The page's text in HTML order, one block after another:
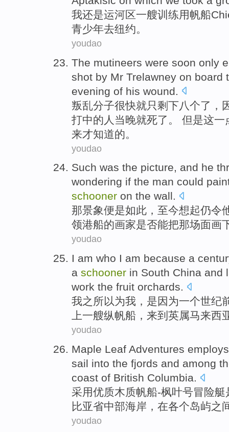
我还是运河区一艘训练用帆船
青少年去纽约。
youdao
The mutineers were soon only
shot by Mr Trelawney on board
evening of his wound.
叛乱分子很快就 只 剩下八个了 ，
打中的人当晚就死了 。 但是这
来才知道的。
youdao
Such was the picture, and he
wondering if the man could
schooner on the wall.
那景象便是如此 ，至今想起仍令
领港船的画家是否能把那场面画
youdao
I am who I am because a
a schooner in South China and
work the fruit orchards.
我之所以为我， 是因为一个世纪
上一艘纵帆船 ， 来到 英属马来西
youdao
Maple Leaf Adventures employs
sail into the fjords and among
coast of British Columbia.
采用优质木质帆船-枫叶号冒险艇
比亚省中部海岸 ，在各个岛屿之
youdao